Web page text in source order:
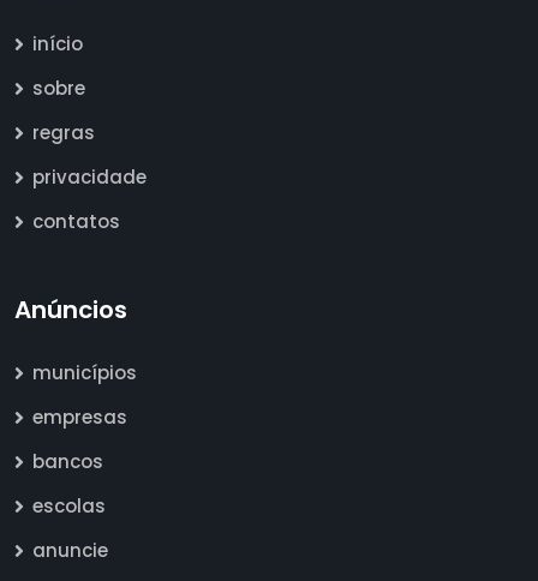
início
sobre
regras
privacidade
contatos
Anúncios
municípios
empresas
bancos
escolas
anuncie